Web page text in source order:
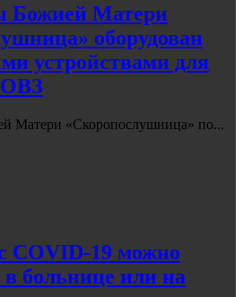
Божией Матери
оборудован
устройствами для
ОВЗ
Матери «Скоропослушница» по...
COVID-19 можно
больнице или на